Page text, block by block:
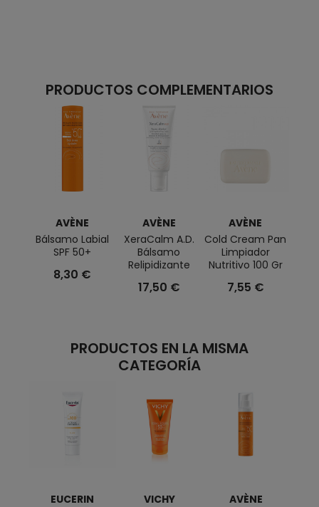
PRODUCTOS COMPLEMENTARIOS
AVÈNE
Bálsamo Labial
SPF 50+
8,30 €
AVÈNE
XeraCalm A.D.
Bálsamo
Relipidizante
17,50 €
AVÈNE
Cold Cream Pan
Limpiador
Nutritivo 100 Gr
7,55 €
PRODUCTOS EN LA MISMA
CATEGORÍA
EUCERIN
VICHY
AVÈNE